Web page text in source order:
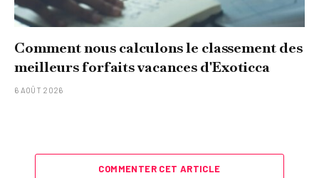
Comment nous calculons le classement des
meilleurs forfaits vacances d'Exoticca
6 AOÛT 2026
COMMENTER CET ARTICLE